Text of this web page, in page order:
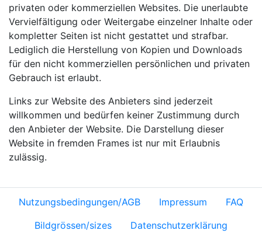
privaten oder kommerziellen Websites. Die unerlaubte
Vervielfältigung oder Weitergabe einzelner Inhalte oder
kompletter Seiten ist nicht gestattet und strafbar.
Lediglich die Herstellung von Kopien und Downloads
für den nicht kommerziellen persönlichen und privaten
Gebrauch ist erlaubt.
Links zur Website des Anbieters sind jederzeit
willkommen und bedürfen keiner Zustimmung durch
den Anbieter der Website. Die Darstellung dieser
Website in fremden Frames ist nur mit Erlaubnis
zulässig.
Nutzungsbedingungen/AGB Impressum
FAQ
Bildgrössen/sizes
Datenschutzerklärung